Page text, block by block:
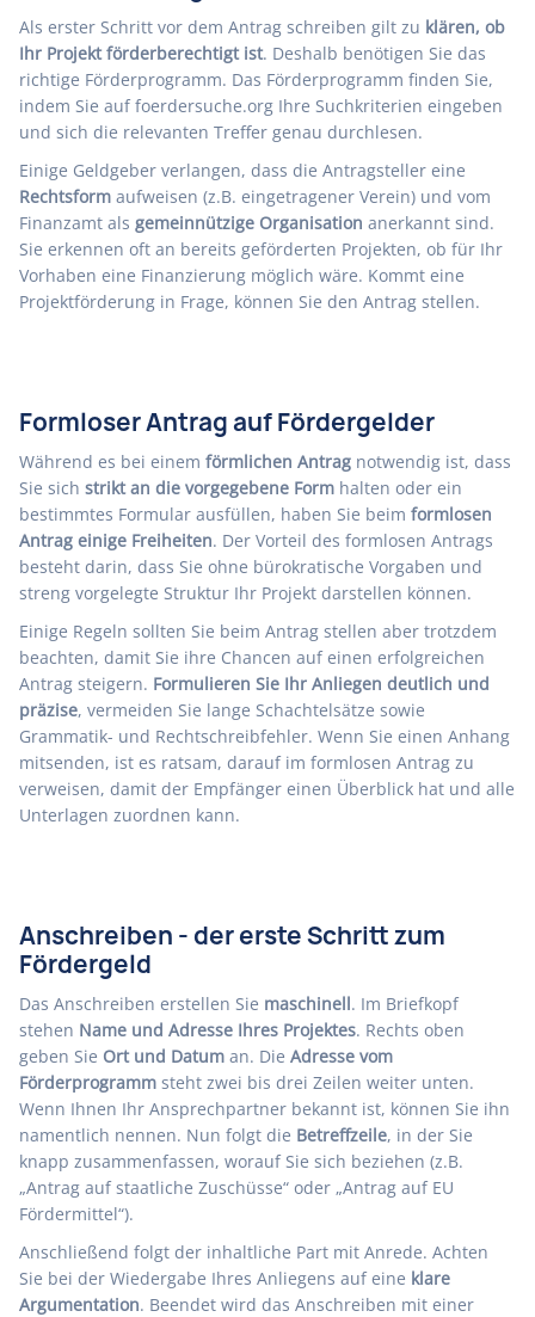
Als erster Schritt vor dem Antrag schreiben gilt zu klären, ob
Ihr Projekt förderberechtigt ist. Deshalb benötigen Sie das
richtige Förderprogramm. Das Förderprogramm finden Sie,
indem Sie auffoerdersuche.org Ihre Suchkriterien eingeben
und sich die relevanten Treffer genau durchlesen.
Einige Geldgeber verlangen, dass die Antragsteller eine
Rechtsform aufweisen (z.B. eingetragener Verein) und vom
Finanzamt als gemeinnützige Organisation anerkannt sind.
Sie erkennen oft an bereits geförderten Projekten, ob für Ihr
Vorhaben eine Finanzierung möglich wäre. Kommt eine
Projektförderung in Frage, können Sie den Antrag stellen.
Formloser Antrag auf Fördergelder
Während es bei einem förmlichen Antrag notwendig ist, dass
Sie sich strikt an die vorgegebene Form halten oder ein
bestimmtes Formular ausfüllen, haben Sie beim formlosen
Antrag einige Freiheiten. Der Vorteil des formlosen Antrags
besteht darin, dass Sie ohne bürokratische Vorgaben und
streng vorgelegte Struktur Ihr Projekt darstellen können.
Einige Regeln sollten Sie beim Antrag stellen aber trotzdem
beachten, damit Sie ihre Chancen auf einen erfolgreichen
Antrag steigern. Formulieren Sie Ihr Anliegen deutlich und
präzise, vermeiden Sie lange Schachtelsätze sowie
Grammatik- und Rechtschreibfehler. Wenn Sie einen Anhang
mitsenden, ist es ratsam, darauf im formlosen Antrag zu
verweisen, damit der Empfänger einen Überblick hat und alle
Unterlagen zuordnen kann.
Anschreiben - der erste Schritt zum
Fördergeld
Das Anschreiben erstellen Sie maschinell. Im Briefkopf
stehen Name und Adresse Ihres Projektes. Rechts oben
geben Sie Ort und Datum an. Die Adresse vom
Förderprogramm steht zwei bis drei Zeilen weiter unten.
Wenn Ihnen Ihr Ansprechpartner bekannt ist, können Sie ihn
namentlich nennen. Nun folgt die Betreffzeile, in der Sie
knapp zusammenfassen, worauf Sie sich beziehen (z.B.
„Antrag auf staatliche Zuschüsse“ oder „Antrag auf EU
Fördermittel“).
Anschließend folgt der inhaltliche Part mit Anrede. Achten
Sie bei der Wiedergabe Ihres Anliegens auf eine klare
Argumentation. Beendet wird das Anschreiben mit einer